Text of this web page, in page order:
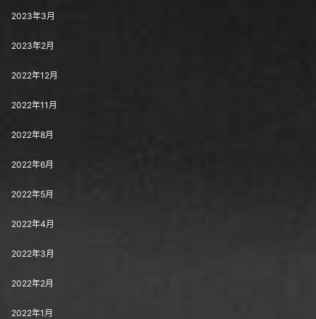
2023年3月
2023年2月
2022年12月
2022年11月
2022年8月
2022年6月
2022年5月
2022年4月
2022年3月
2022年2月
2022年1月